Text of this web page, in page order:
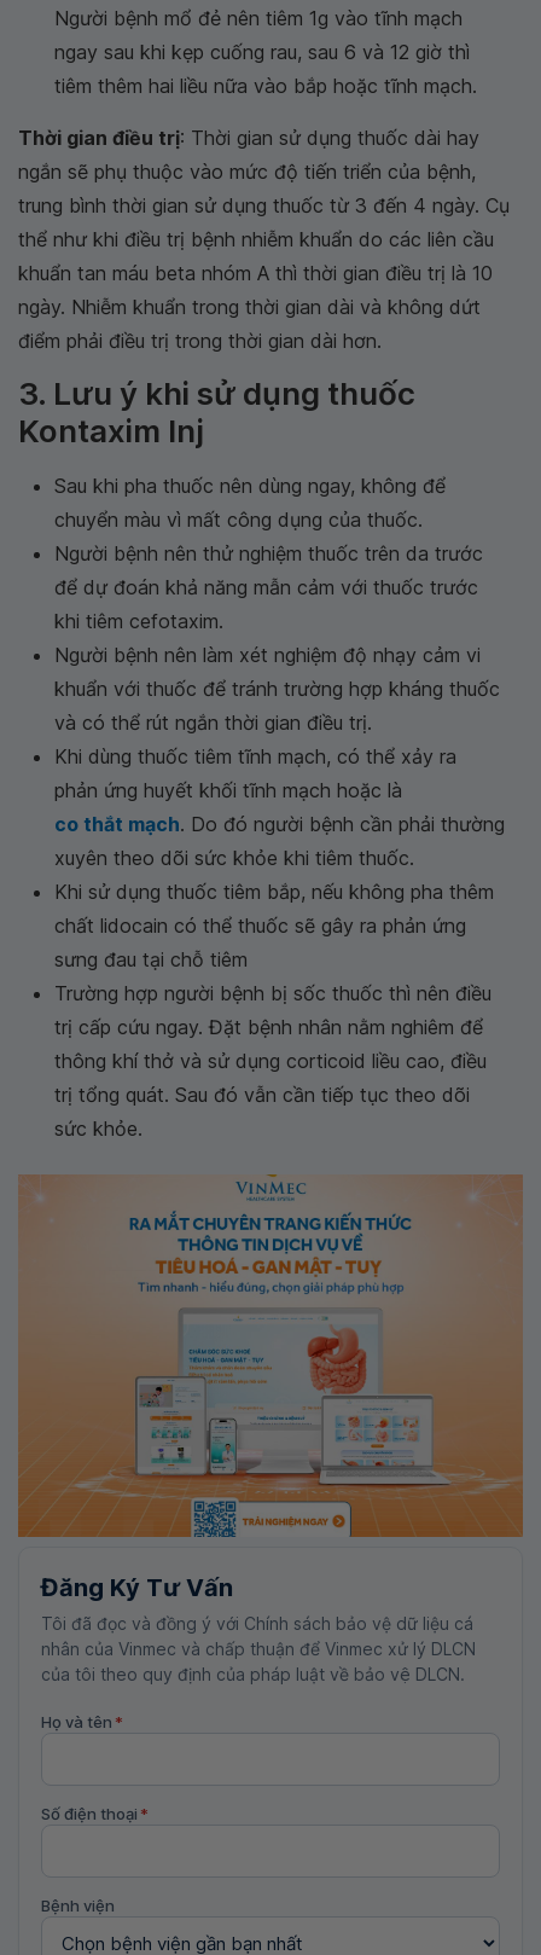
Người bệnh mổ đẻ nên tiêm 1g vào tĩnh mạch
ngay sau khi kẹp cuống rau, sau 6 và 12 giờ thì
tiêm thêm hai liều nữa vào bắp hoặc tĩnh mạch.
Thời gian điều trị: Thời gian sử dụng thuốc dài hay
ngắn sẽ phụ thuộc vào mức độ tiến triển của bệnh,
trung bình thời gian sử dụng thuốc từ 3 đến 4 ngày. Cụ
thể như khi điều trị bệnh nhiễm khuẩn do các liên cầu
khuẩn tan máu beta nhóm A thì thời gian điều trị là 10
ngày. Nhiễm khuẩn trong thời gian dài và không dứt
điểm phải điều trị trong thời gian dài hơn.
3. Lưu ý khi sử dụng thuốc
Kontaxim Inj
Sau khi pha thuốc nên dùng ngay, không để
chuyển màu vì mất công dụng của thuốc.
Người bệnh nên thử nghiệm thuốc trên da trước
để dự đoán khả năng mẫn cảm với thuốc trước
khi tiêm cefotaxim.
Người bệnh nên làm xét nghiệm độ nhạy cảm vi
khuẩn với thuốc để tránh trường hợp kháng thuốc
và có thể rút ngắn thời gian điều trị.
Khi dùng thuốc tiêm tĩnh mạch, có thể xảy ra
phản ứng huyết khối tĩnh mạch hoặc là
co thắt mạch. Do đó người bệnh cần phải thường
xuyên theo dõi sức khỏe khi tiêm thuốc.
Khi sử dụng thuốc tiêm bắp, nếu không pha thêm
chất lidocain có thể thuốc sẽ gây ra phản ứng
sưng đau tại chỗ tiêm
Trường hợp người bệnh bị sốc thuốc thì nên điều
trị cấp cứu ngay. Đặt bệnh nhân nằm nghiêm để
thông khí thở và sử dụng corticoid liều cao, điều
trị tổng quát. Sau đó vẫn cần tiếp tục theo dõi
sức khỏe.
Đăng Ký Tư Vấn
Tôi đã đọc và đồng ý với Chính sách bảo vệ dữ liệu cá
nhân của Vinmec và chấp thuận để Vinmec xử lý DLCN
của tôi theo quy định của pháp luật về bảo vệ DLCN.
Họ và tên *
Số điện thoại *
Bệnh viện